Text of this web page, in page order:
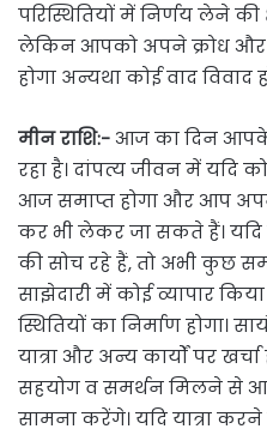
परिस्थितियों में निर्णय लेने
लेकिन आपको अपने क्रोध और
होगा अन्यथा कोई वाद विवाद
मीन राशि:-आज का दिन
रहा है। दांपत्य जीवन में यदि
आज समाप्त होगा और आप
कर भी लेकर जा सकते हैं।
की सोच रहे हैं, तो अभी कुछ
साझेदारी में कोई व्यापार
स्थितियों का निर्माण होगा।
यात्रा और अन्य कार्यों पर खर्चा
सहयोग व समर्थन मिलने से
सामना करेंगे। यदि यात्रा